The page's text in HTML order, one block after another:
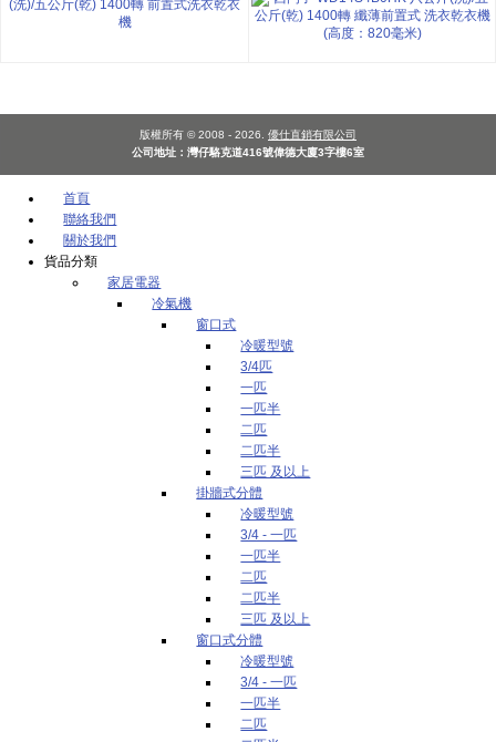
版權所有 © 2008 - 2026. 優仕直銷有限公司
公司地址：灣仔駱克道416號偉德大廈3字樓6室
首頁
聯絡我們
關於我們
貨品分類
家居電器
冷氣機
窗口式
冷暖型號
3/4匹
一匹
一匹半
二匹
二匹半
三匹 及以上
掛牆式分體
冷暖型號
3/4 - 一匹
一匹半
二匹
二匹半
三匹 及以上
窗口式分體
冷暖型號
3/4 - 一匹
一匹半
二匹